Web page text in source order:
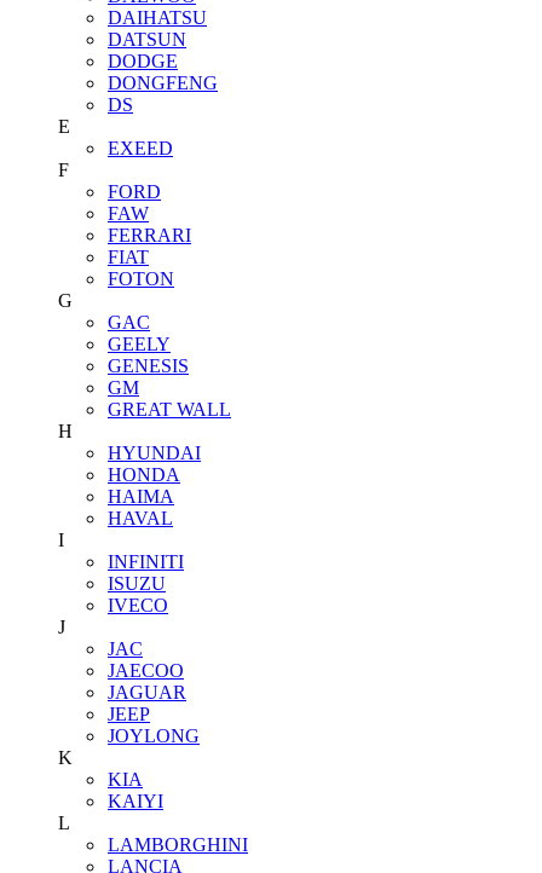
DAIHATSU
DATSUN
DODGE
DONGFENG
DS
E
EXEED
F
FORD
FAW
FERRARI
FIAT
FOTON
G
GAC
GEELY
GENESIS
GM
GREAT WALL
H
HYUNDAI
HONDA
HAIMA
HAVAL
I
INFINITI
ISUZU
IVECO
J
JAC
JAECOO
JAGUAR
JEEP
JOYLONG
K
KIA
KAIYI
L
LAMBORGHINI
LANCIA